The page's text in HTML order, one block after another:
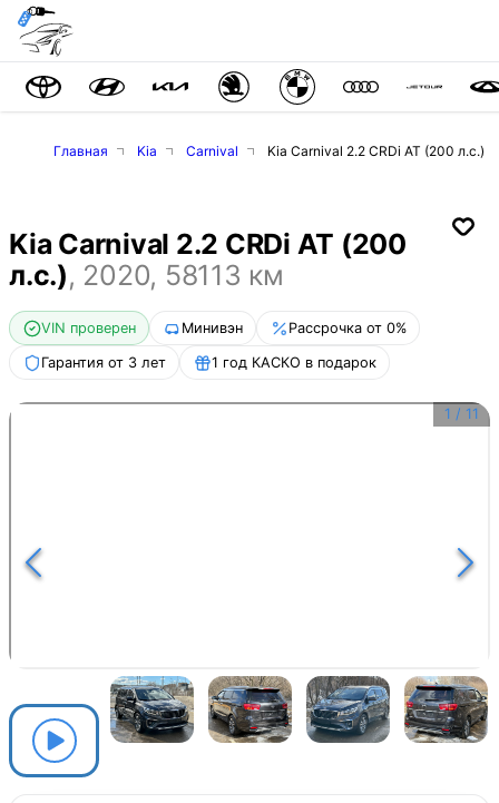
Главная Kia Carnival Kia Carnival 2.2 CRDi AT (200 л.с.)
Kia Carnival 2.2 CRDi AT (200
л.с.), 2020, 58113 км
VIN проверен Минивэн Рассрочка от 0%
Гарантия от 3 лет 1 год КАСКО в подарок
1 / 11